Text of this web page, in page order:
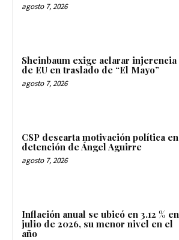
agosto 7, 2026
Sheinbaum exige aclarar injerencia
de EU en traslado de “El Mayo”
agosto 7, 2026
CSP descarta motivación política en
detención de Ángel Aguirre
agosto 7, 2026
Inflación anual se ubicó en 3.12 % en
julio de 2026, su menor nivel en el
año